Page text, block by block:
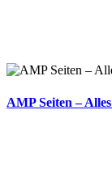
AMP Seiten –